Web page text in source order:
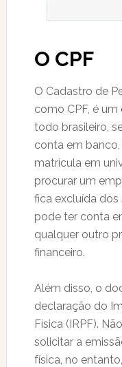
O CPF
O Cadastro de
como CPF, é
todo brasileiro,
conta em
matrícula em
procurar um
fica excluída dos
pode ter conta
qualquer outro
financeiro.
Além disso, o
declaração do
Física (IRPF).
solicitar a
física, no